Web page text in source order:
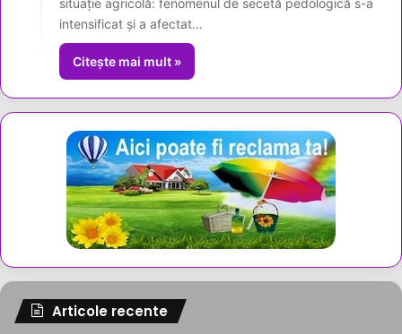
situaţie agricolă: fenomenul de secetă pedologică s-a
intensificat şi a afectat…
Citește mai mult »
Articole recente